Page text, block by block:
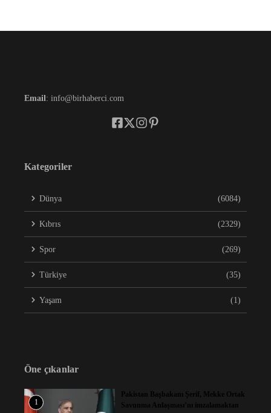
Email : info@birhaberci.com
Kategoriler
Dünya (6084)
Kıbrıs (2329)
Spor (269)
Türkiye (35)
Yaşam (1)
Öne çıkanlar
1
Pakistan Başbakanı Şerif, Mekke Ortak
Savunma Anlaşması’nı imzalamaktan